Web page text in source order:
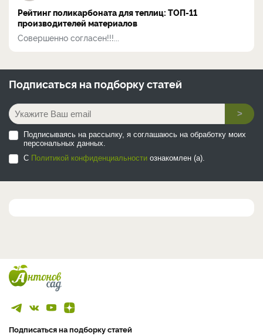
Рейтинг поликарбоната для теплиц: ТОП-11
производителей материалов
Совершенно согласен!!!...
Подписаться на подборку статей
>
Подписываясь на рассылку, я соглашаюсь на обработку моих
персональных данных.
С Политикой конфиденциальности ознакомлен (а).
Подписаться на подборку статей